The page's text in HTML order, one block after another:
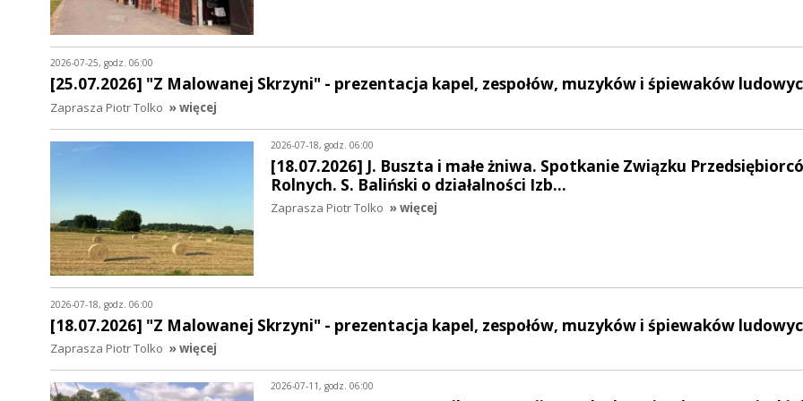
2026-07-25, godz. 06:00
[25.07.2026] "Z Malowanej Skrzyni" - prezentacja kapel, zespołów, muzyków i śpiewaków
Zaprasza Piotr Tolko » więcej
2026-07-18, godz. 06:00
[18.07.2026] J. Buszta i małe żniwa. Spotkanie Związku
Rolnych. S. Baliński o działalności Izb…
Zaprasza Piotr Tolko » więcej
2026-07-18, godz. 06:00
[18.07.2026] "Z Malowanej Skrzyni" - prezentacja kapel, zespołów, muzyków i śpiewaków
Zaprasza Piotr Tolko » więcej
2026-07-11, godz. 06:00